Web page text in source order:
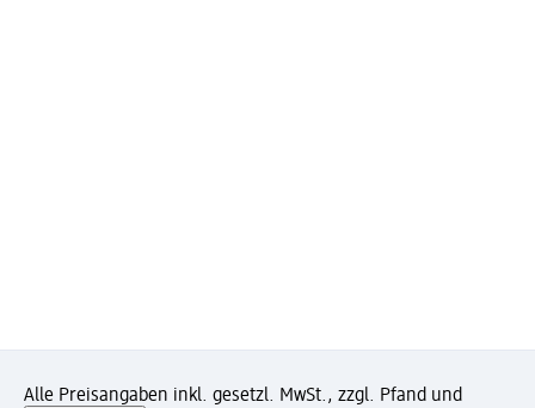
Alle Preisangaben inkl. gesetzl. MwSt., zzgl. Pfand und